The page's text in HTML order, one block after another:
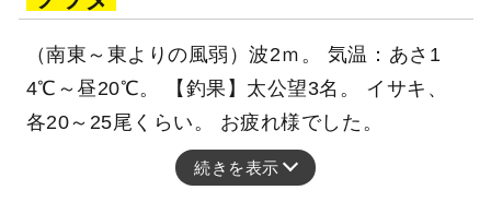
（南東～東よりの風弱）波2ｍ。 気温：あさ1
4℃～昼20℃。 【釣果】太公望3名。 イサキ、
各20～25尾くらい。 お疲れ様でした。
続きを表示